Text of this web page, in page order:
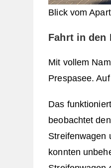
Blick vom
Fahrt in den
Mit vollem
Prespasee.
Das
beobachtet
Streifenwagen
konnten